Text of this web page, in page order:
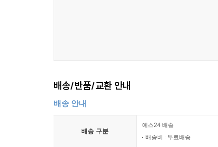
4. 디지털 증거 190
chapter 8 Identification
배송/반품/교환 안내
배송 안내
배송 구분
예스24 배송
배송비 : 무료배송